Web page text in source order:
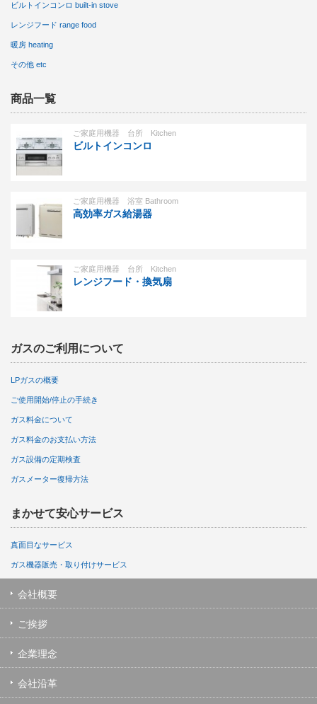
ビルトインコンロ built-in stove
レンジフード range food
暖房 heating
その他 etc
商品一覧
ご家庭用機器 台所 Kitchen
ビルトインコンロ
ご家庭用機器 浴室 Bathroom
高効率ガス給湯器
ご家庭用機器 台所 Kitchen
レンジフード・換気扇
ガスのご利用について
LPガスの概要
ご使用開始/停止の手続き
ガス料金について
ガス料金のお支払い方法
ガス設備の定期検査
ガスメーター復帰方法
まかせて安心サービス
真面目なサービス
ガス機器販売・取り付けサービス
会社概要
ご挨拶
企業理念
会社沿革